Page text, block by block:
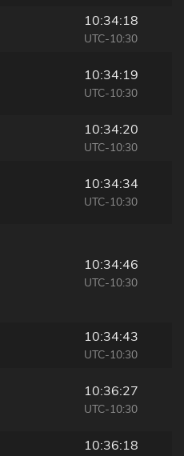
10:34:18
UTC-10:30
10:34:19
UTC-10:30
10:34:20
UTC-10:30
10:34:34
UTC-10:30
10:34:46
UTC-10:30
10:34:43
UTC-10:30
10:36:27
UTC-10:30
10:36:18